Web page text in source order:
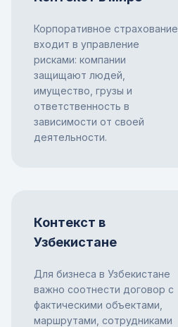
Корпоративное страхование
входит в управление
рисками: компании
защищают людей,
имущество, грузы и
ответственность в
зависимости от своей
деятельности.
Контекст в
Узбекистане
Для бизнеса в Узбекистане
важно соотнести договор с
фактическими объектами,
маршрутами, сотрудниками